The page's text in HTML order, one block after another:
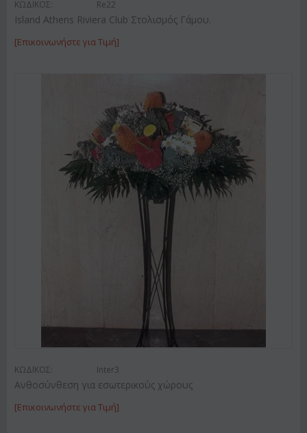
ΚΩΔΙΚΟΣ: Re22
Island Athens Riviera Club Στολισμός Γάμου.
[Επικοινωνήστε για Τιμή]
ΚΩΔΙΚΟΣ: Inter3
Ανθοσύνθεση για εσωτερικούς χώρους
[Επικοινωνήστε για Τιμή]